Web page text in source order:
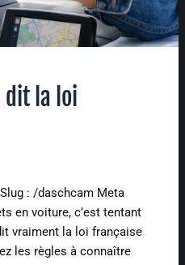
dit la loi
: /daschcam Meta
en voiture, c’est tentant
vraiment la loi française
les règles à connaître